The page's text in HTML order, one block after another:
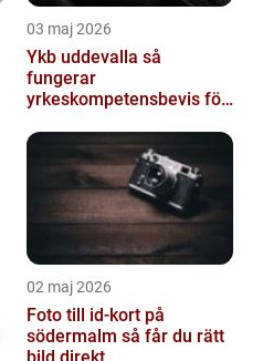
03 maj 2026
Ykb uddevalla så
fungerar
yrkeskompetensbevis för
02 maj 2026
Foto till id-kort på
södermalm så får du rätt